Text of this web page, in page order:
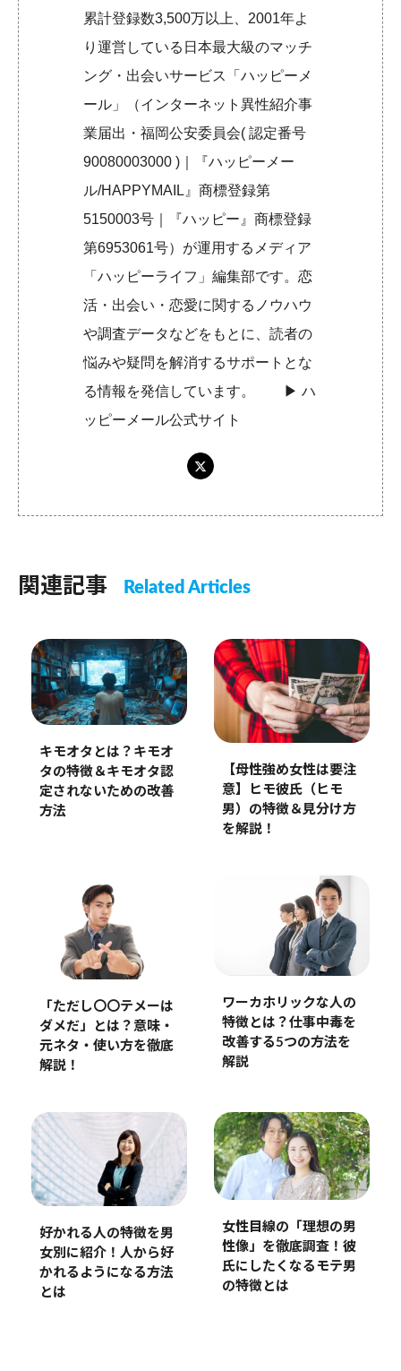
累計登録数3,500万以上、2001年よ
り運営している日本最大級のマッチ
ング・出会いサービス「ハッピーメ
ール」（インターネット異性紹介事
業届出・福岡公安委員会( 認定番号
90080003000 )｜『ハッピーメー
ル/HAPPYMAIL』商標登録第
5150003号｜『ハッピー』商標登録
第6953061号）が運用するメディア
「ハッピーライフ」編集部です。恋
活・出会い・恋愛に関するノウハウ
や調査データなどをもとに、読者の
悩みや疑問を解消するサポートとな
る情報を発信しています。 ▶︎ハ
ッピーメール公式サイト
関連記事 Related Articles
キモオタとは？キモオ
タの特徴＆キモオタ認
定されないための改善
方法
【母性強め女性は要注
意】ヒモ彼氏（ヒモ
男）の特徴＆見分け方
を解説！
「ただし〇〇テメーは
ダメだ」とは？意味・
元ネタ・使い方を徹底
解説！
ワーカホリックな人の
特徴とは？仕事中毒を
改善する5つの方法を
解説
好かれる人の特徴を男
女別に紹介！人から好
かれるようになる方法
とは
女性目線の「理想の男
性像」を徹底調査！彼
氏にしたくなるモテ男
の特徴とは